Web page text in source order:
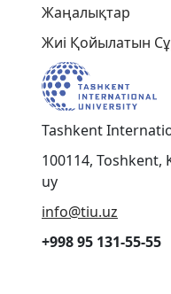
Жаңалықтар
Жиі Қойылатын
Tashkent
100114, Toshkent,
uy
info@tiu.uz
+998 95 131-55-55